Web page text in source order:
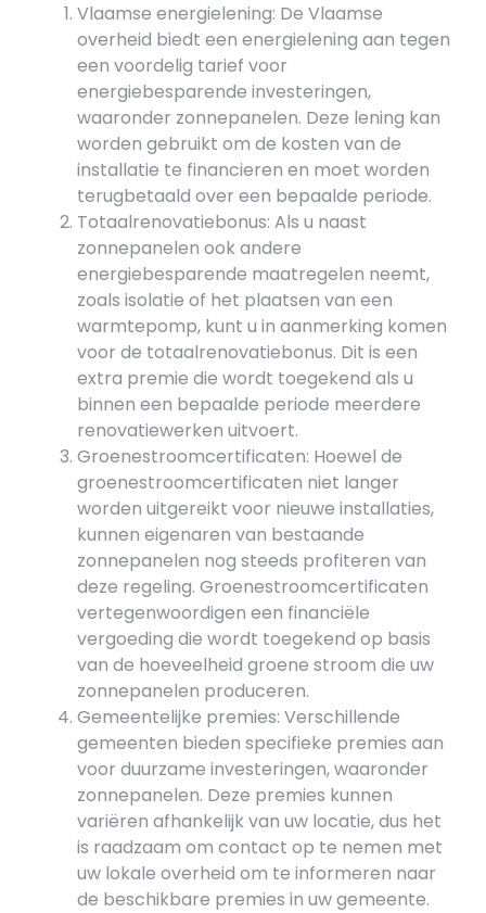
Vlaamse energielening: De Vlaamse
overheid biedt een energielening aan tegen
een voordelig tarief voor
energiebesparende investeringen,
waaronder zonnepanelen. Deze lening kan
worden gebruikt om de kosten van de
installatie te financieren en moet worden
terugbetaald over een bepaalde periode.
Totaalrenovatiebonus: Als u naast
zonnepanelen ook andere
energiebesparende maatregelen neemt,
zoals isolatie of het plaatsen van een
warmtepomp, kunt u in aanmerking komen
voor de totaalrenovatiebonus. Dit is een
extra premie die wordt toegekend als u
binnen een bepaalde periode meerdere
renovatiewerken uitvoert.
Groenestroomcertificaten: Hoewel de
groenestroomcertificaten niet langer
worden uitgereikt voor nieuwe installaties,
kunnen eigenaren van bestaande
zonnepanelen nog steeds profiteren van
deze regeling. Groenestroomcertificaten
vertegenwoordigen een financiële
vergoeding die wordt toegekend op basis
van de hoeveelheid groene stroom die uw
zonnepanelen produceren.
Gemeentelijke premies: Verschillende
gemeenten bieden specifieke premies aan
voor duurzame investeringen, waaronder
zonnepanelen. Deze premies kunnen
variëren afhankelijk van uw locatie, dus het
is raadzaam om contact op te nemen met
uw lokale overheid om te informeren naar
de beschikbare premies in uw gemeente.